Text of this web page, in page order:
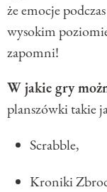
że emocje
wysokim
zapomni!
W jakie gry
planszówki takie
Scrabble,
Kroniki